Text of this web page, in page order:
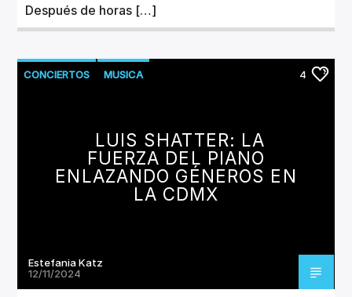
Después de horas […]
CONCIERTOS MUSICA 4
LUIS SHATTER: LA
FUERZA DEL PIANO
ENLAZANDO GÉNEROS EN
LA CDMX
Estefania Katz
12/11/2024